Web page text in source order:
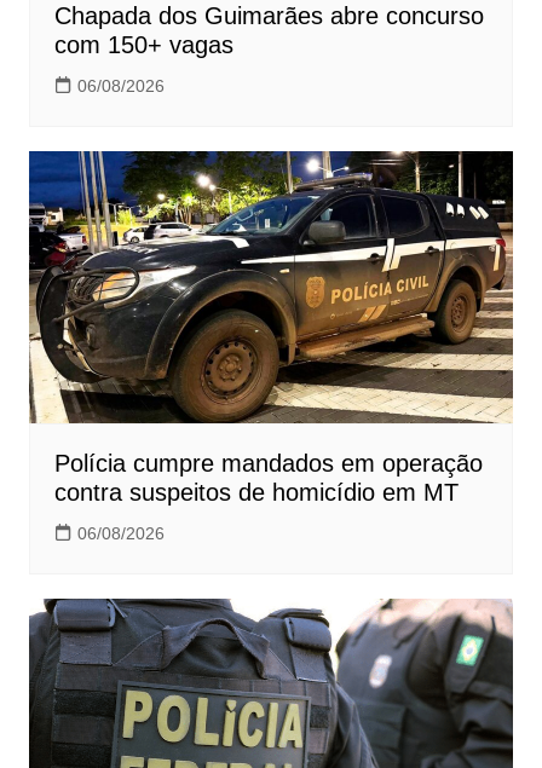
Chapada dos Guimarães abre concurso
com 150+ vagas
06/08/2026
Polícia cumpre mandados em operação
contra suspeitos de homicídio em MT
06/08/2026